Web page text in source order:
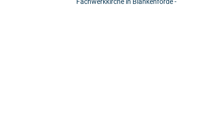
Fachwerkkirche in Blankenförde -